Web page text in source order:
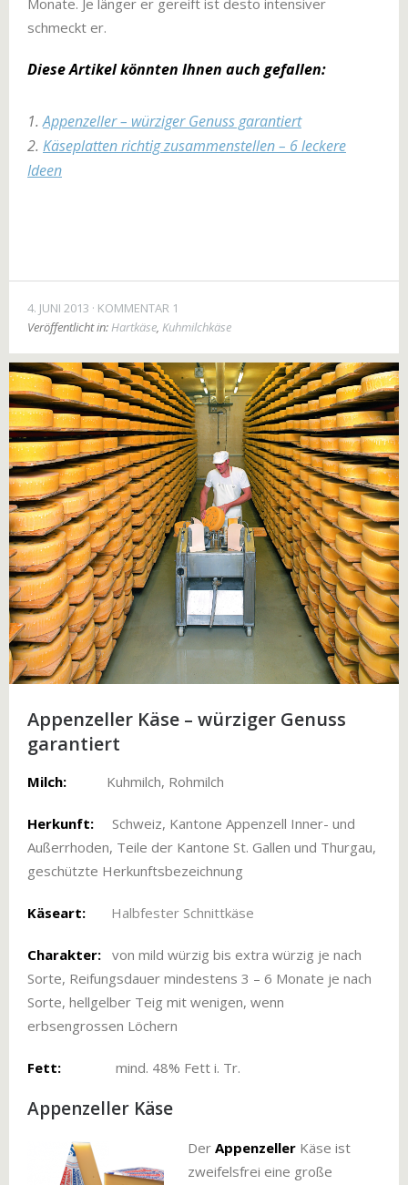
schmeckt er.
Diese Artikel könnten Ihnen auch gefallen:
1.Appenzeller – würziger Genuss garantiert
2. Käseplatten richtig zusammenstellen – 6 leckere
Ideen
4. JUNI 2013
KOMMENTAR 1
Veröffentlicht in:Hartkäse, Kuhmilchkäse
Appenzeller Käse – würziger Genuss
garantiert
Milch: Kuhmilch, Rohmilch
Herkunft:
Schweiz, Kantone Appenzell Inner- und
Außerrhoden, Teile der Kantone St. Gallen und Thurgau,
geschützte Herkunftsbezeichnung
Käseart: Halbfester Schnittkäse
Charakter: von mild würzig bis extra würzig je nach
Sorte, Reifungsdauer mindestens 3 – 6 Monate je nach
Sorte, hellgelber Teig mit wenigen, wenn
erbsengrossen Löchern
Fett: mind. 48% Fett i. Tr.
Appenzeller Käse
Der Appenzeller Käse ist
zweifelsfrei eine große